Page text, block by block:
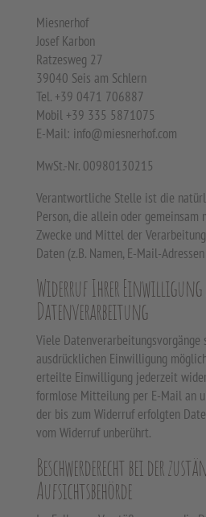
Miesnerhof
Josef Karbon
Ratzesweg 27
39040 Seis am Schlern
Tel. +39 0471 706887
Mobil +39 335 5871075
E-Mail: info@miesnerhof.com
MwSt.-Nr. 00980130215
Verantwortliche Stelle ist die
Person, die allein oder gemeinsam
Zwecke und Mittel der
Daten (z.B. Namen, E-Mail-
Widerruf Ihrer Einwilligung
Datenverarbeitung
Viele
ausdrücklichen Einwilligung
erteilte Einwilligung jederzeit
formlose Mitteilung per E-Mail an
der bis zum Widerruf erfolgten
vom Widerruf unberührt.
Beschwerderecht bei der
Aufsichtsbehörde